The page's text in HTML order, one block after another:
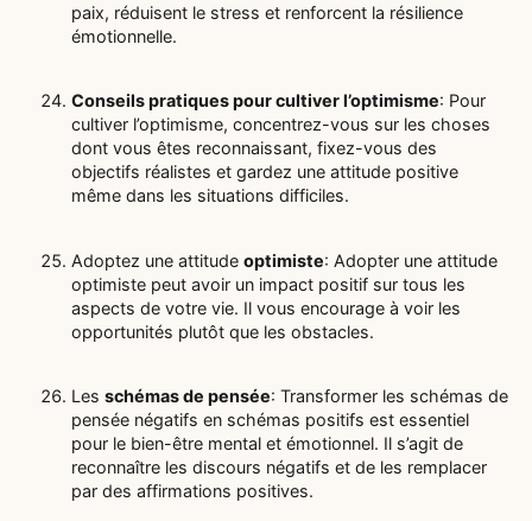
paix, réduisent le stress et renforcent la résilience
émotionnelle.
Conseils pratiques pour cultiver l’optimisme: Pour
cultiver l’optimisme, concentrez-vous sur les choses
dont vous êtes reconnaissant, fixez-vous des
objectifs réalistes et gardez une attitude positive
même dans les situations difficiles.
Adoptez une attitude optimiste: Adopter une attitude
optimiste peut avoir un impact positif sur tous les
aspects de votre vie. Il vous encourage à voir les
opportunités plutôt que les obstacles.
Les schémas de pensée: Transformer les schémas de
pensée négatifs en schémas positifs est essentiel
pour le bien-être mental et émotionnel. Il s’agit de
reconnaître les discours négatifs et de les remplacer
par des affirmations positives.